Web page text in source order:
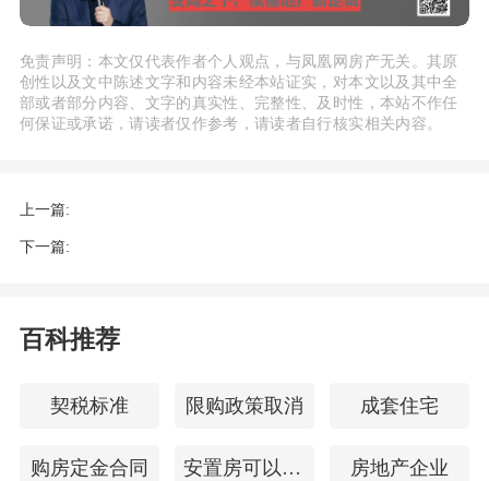
免责声明：本文仅代表作者个人观点，与凤凰网房产无关。其原
创性以及文中陈述文字和内容未经本站证实，对本文以及其中全
部或者部分内容、文字的真实性、完整性、及时性，本站不作任
何保证或承诺，请读者仅作参考，请读者自行核实相关内容。
上一篇:
下一篇:
百科推荐
契税标准 限购政策取消 成套住宅
购房定金合同 安置房可以买卖吗 房地产企业